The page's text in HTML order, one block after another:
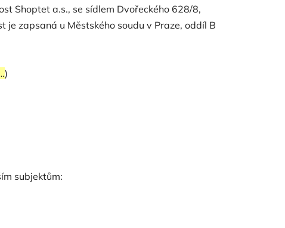
Shoptet a.s., se sídlem Dvořeckého 628/8,
je zapsaná u Městského soudu v Praze, oddíl B
)
subjektům: